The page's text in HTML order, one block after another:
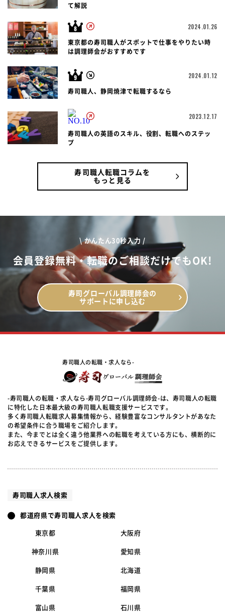
て解説
2024.01.26
東京都の寿司職人がスポットで仕事をやりたい時
は調理師会がおすすめです
2024.01.12
寿司職人、静岡焼津で転職するなら
2023.12.17
寿司職人の英語のスキル、役割、転職へのステッ
プ
寿司職人転職コラムを
もっと見る
\ かんたん30秒入力 /
会員登録無料・転職のご相談だけでもOK!
寿司グローバル調理師会の
サポートに申し込む
寿司職人の転職・求人なら-
-寿司職人の転職・求人なら-寿司グローバル調理師会-は、寿司職人の転職
に特化した日本最大級の寿司職人転職支援サービスです。
多く寿司職人転職求人募集情報から、経験豊富なコンサルタントがあなた
の希望条件に合う職場をご紹介します。
また、今までとは全く違う他業界への転職を考えている方にも、横断的に
お応えできるサービスをご提供します。
寿司職人求人検索
都道府県で寿司職人求人を検索
東京都 大阪府
神奈川県 愛知県
静岡県 北海道
千葉県 福岡県
富山県 石川県